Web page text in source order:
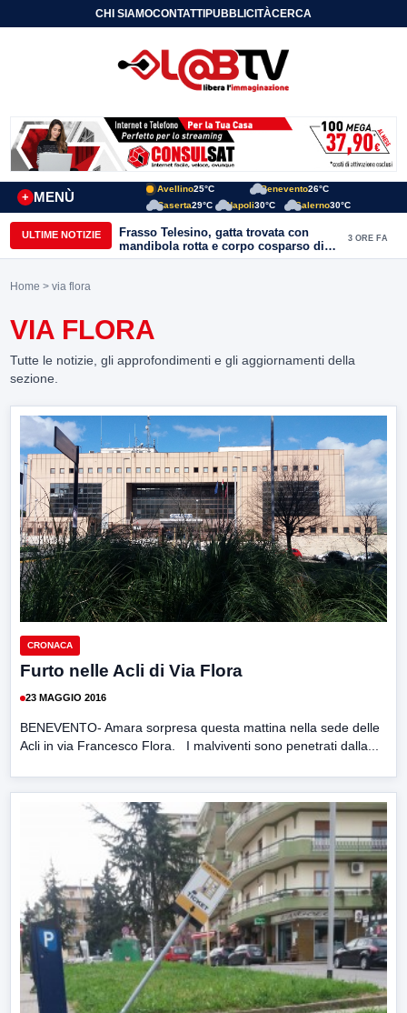
CHI SIAMOCONTATTIPUBBLICITÀCERCA
MENÙ
+
Avellino25°C Benevento26°C
Caserta29°C Napoli30°C Salerno30°C
ULTIME NOTIZIE
Frasso Telesino, gatta trovata con
mandibola rotta e corpo cosparso di
colla: “Atto di inaudita crudeltà”
3 ORE FA
Home > via flora
VIA FLORA
Tutte le notizie, gli approfondimenti e gli aggiornamenti della
sezione.
CRONACA
Furto nelle Acli di Via Flora
23 MAGGIO 2016
BENEVENTO- Amara sorpresa questa mattina nella sede delle
Acli in via Francesco Flora. I malviventi sono penetrati dalla...